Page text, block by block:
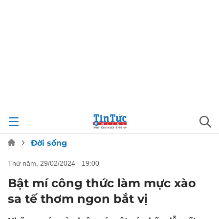
Đời sống
thứ năm, 29/02/2024 - 19:00
Bật mí công thức làm mực xào
sa tế thơm ngon bắt vị